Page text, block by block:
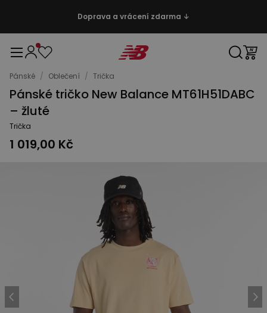
Doprava a vrácení zdarma ↓
Pánské / Oblečení / Trička
Pánské tričko New Balance MT61H51DABC
– žluté
Trička
1 019,00 Kč